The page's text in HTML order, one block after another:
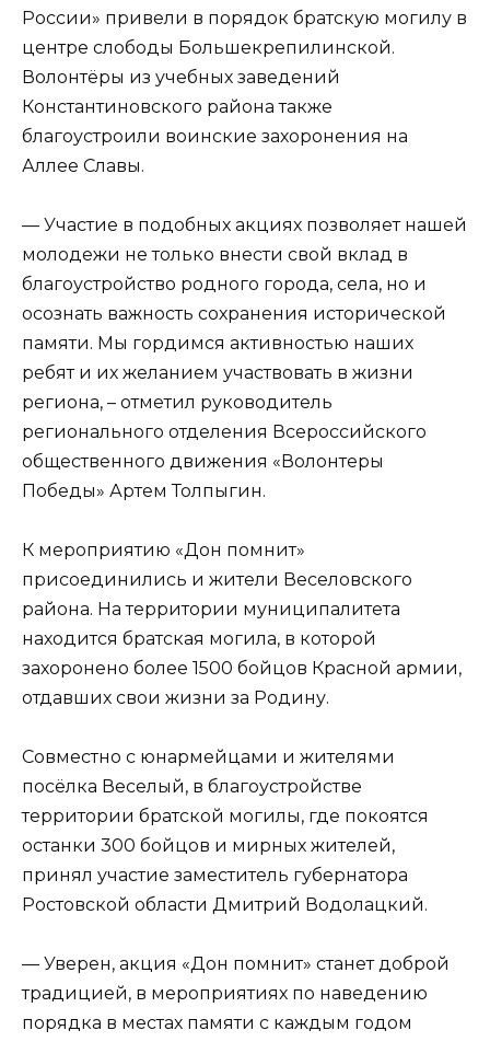
России» привели в порядок братскую могилу в
центре слободы Большекрепилинской.
Волонтёры из учебных заведений
Константиновского района также
благоустроили воинские захоронения на
Аллее Славы.
— Участие в подобных акциях позволяет нашей
молодежи не только внести свой вклад в
благоустройство родного города, села, но и
осознать важность сохранения исторической
памяти. Мы гордимся активностью наших
ребят и их желанием участвовать в жизни
региона, – отметил руководитель
регионального отделения Всероссийского
общественного движения «Волонтеры
Победы» Артем Толпыгин.
К мероприятию «Дон помнит»
присоединились и жители Веселовского
района. На территории муниципалитета
находится братская могила, в которой
захоронено более 1500 бойцов Красной армии,
отдавших свои жизни за Родину.
Совместно с юнармейцами и жителями
посёлка Веселый, в благоустройстве
территории братской могилы, где покоятся
останки 300 бойцов и мирных жителей,
принял участие заместитель губернатора
Ростовской области Дмитрий Водолацкий.
— Уверен, акция «Дон помнит» станет доброй
традицией, в мероприятиях по наведению
порядка в местах памяти с каждым годом